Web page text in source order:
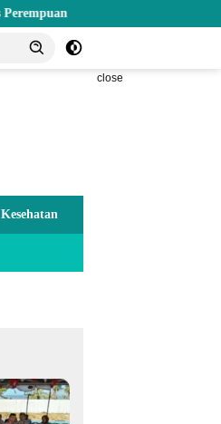
Zero Tolerance, BGN dan
close
Kesehatan